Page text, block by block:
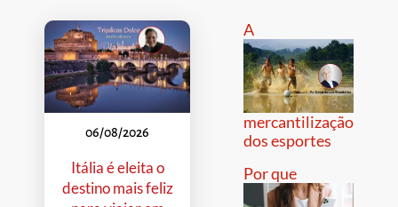
06/08/2026
Itália é eleita o
destino mais feliz
A
mercantilização
dos esportes
Por que